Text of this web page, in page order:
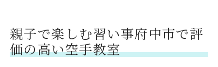
親子で楽しむ習い事府中市で評
価の高い空手教室